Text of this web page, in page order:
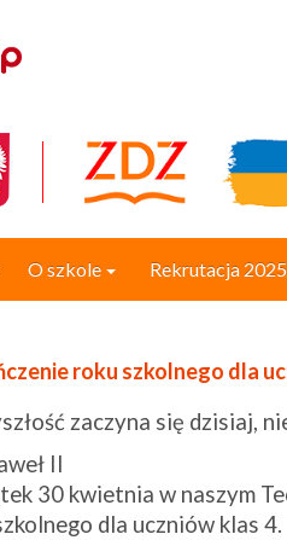
O szkole Rekrutacja
roku szkolnego dla
zaczyna się dzisiaj,
II
30 kwietnia w naszym
dla uczniów klas 4.